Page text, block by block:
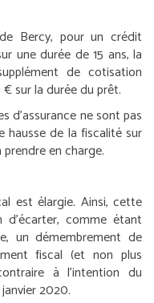
Bercy, pour un crédit
une durée de 15 ans, la
de cotisation
sur la durée du prêt.
d’assurance ne sont pas
hausse de la fiscalité sur
en charge.
est élargie. Ainsi, cette
comme étant
un démembrement de
fiscal (et non plus
à l’intention du
janvier 2020.